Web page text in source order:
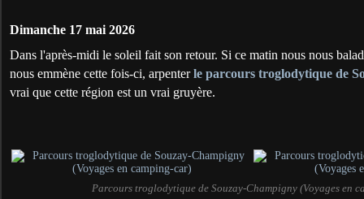
Dimanche 17 mai 2026
Dans l'après-midi le soleil fait son retour. Si ce matin nous nous
nous emmène cette fois-ci, arpenterle parcours troglodytique de
vrai que cette région est un vrai gruyère.
Parcours troglodytique de Souzay-Champigny (Voyages en